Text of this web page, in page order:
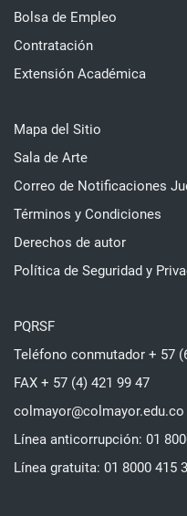
Bolsa de Empleo
Contratación
Extensión Académica
Mapa del Sitio
Sala de Arte
Correo de Notificaciones
Términos y Condiciones
Derechos de autor
Política de Seguridad y
PQRSF
Teléfono conmutador + 57
FAX + 57 (4) 421 99 47
colmayor@colmayor.edu.co
Línea anticorrupción: 01
Línea gratuita: 01 8000 415